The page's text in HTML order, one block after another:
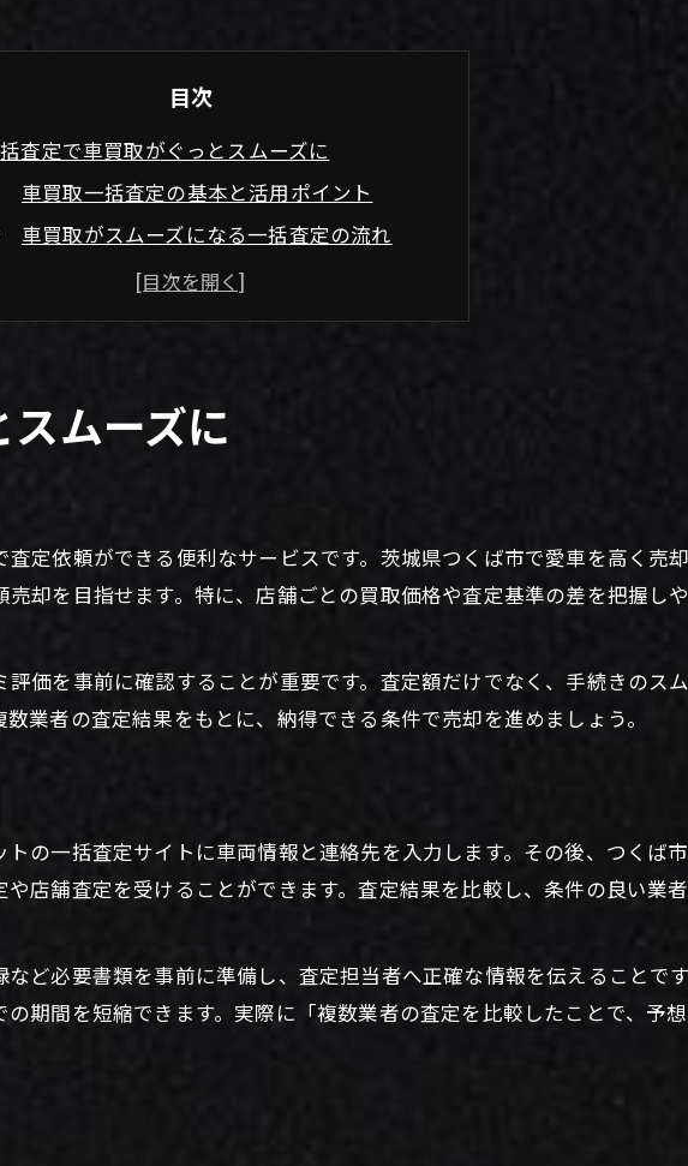
目次
査定で車買取がぐっとスムーズに
車買取一括査定の基本と活用ポイント
車買取がスムーズになる一括査定の流れ
つくば市で車買取を効率化する理由
車買取一括査定で安心できる選び方
取の高額売却を目指す一括査定活用術
車買取一括査定で高額売却を狙う方法
車買取一括査定で比較するべきポイント
車買取で得するコツと一括査定活用法
つくば市で車買取が選ばれる理由とは
地域密着型車買取と一括査定の違い
つくば市で利用者が増える車買取方法
車買取を進めるための比較ポイント
車買取業者選びで注目すべきポイント
一括査定で比較したいサービス内容
ムーズに
定依頼ができる便利なサービスです。茨城県つくば市で愛車を高く売
却を目指せます。特に、店舗ごとの買取価格や査定基準の差を把握し
価を事前に確認することが重要です。査定額だけでなく、手続きのス
業者の査定結果をもとに、納得できる条件で売却を進めましょう。
の一括査定サイトに車両情報と連絡先を入力します。その後、つくば
店舗査定を受けることができます。査定結果を比較し、条件の良い業
ど必要書類を事前に準備し、査定担当者へ正確な情報を伝えることで
期間を短縮できます。実際に「複数業者の査定を比較したことで、予